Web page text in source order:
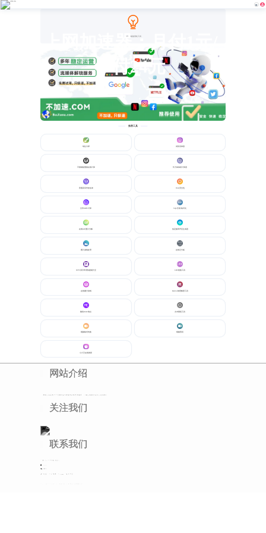
请在PC端使用此工具
上网加速器：月付1元/
年付24元
推荐工具
胡扯大师 讲笑话神器
不锈钢板重量在线计算 长方体体积计算器
普通高等学校名单 Web安全色
文件MD5计算 SQL压缩/格式化
在线GIF图片分解 指定频率声音生成器
图片滤镜处理 在线记分板
WPS演示常用快捷键大全 LRC校验工具
在线魔方游戏 Rabbit加密解密工具
随机MAC地址 文本重复工具
视频格式转换 视频剪切
小六壬在线推算
网站介绍
老猫工具站致力于为网民提供便捷的在线查询服务，汇聚众多精彩实用工具和网址
关注我们
联系我们
可通过以下方式联系我们
微信：
链接： TXT地图 Sitemap 免责声明